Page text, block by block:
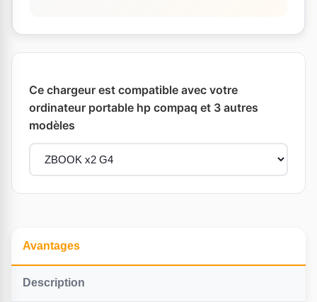
Ce chargeur est compatible avec votre
ordinateur portable hp compaq et 3 autres
modèles
Avantages
Description